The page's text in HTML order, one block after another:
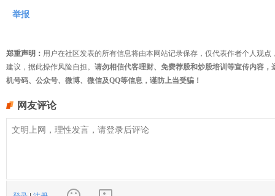
举报
郑重声明： 用户在社区发表的所有信息将由本网站记录保存，仅代表作者个人观
建议，据此操作风险自担。 请勿相信代客理财、免费荐股和炒股培训等宣传内容
机号码、公众号、微博、微信及QQ等信息，谨防上当受骗！
网友评论